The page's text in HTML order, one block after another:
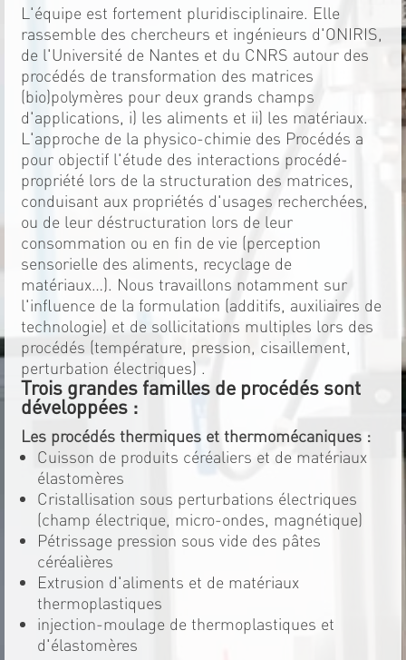
L'équipe est fortement pluridisciplinaire. Elle
rassemble des chercheurs et ingénieurs d'ONIRIS,
de l'Université de Nantes et du CNRS autour des
procédés de transformation des matrices
(bio)polymères pour deux grands champs
d'applications, i) les aliments et ii) les matériaux.
L'approche de la physico-chimie des Procédés a
pour objectif l'étude des interactions procédé-
propriété lors de la structuration des matrices,
conduisant aux propriétés d'usages recherchées,
ou de leur déstructuration lors de leur
consommation ou en fin de vie (perception
sensorielle des aliments, recyclage de
matériaux…). Nous travaillons notamment sur
l'influence de la formulation (additifs, auxiliaires de
technologie) et de sollicitations multiples lors des
procédés (température, pression, cisaillement,
perturbation électriques) .
Trois grandes familles de procédés sont
développées :
Les procédés thermiques et thermomécaniques :
Cuisson de produits céréaliers et de matériaux
élastomères
Cristallisation sous perturbations électriques
(champ électrique, micro-ondes, magnétique)
Pétrissage pression sous vide des pâtes
céréalières
Extrusion d'aliments et de matériaux
thermoplastiques
injection-moulage de thermoplastiques et
d'élastomères